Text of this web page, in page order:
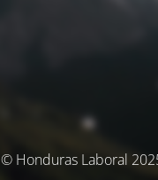
© Honduras Laboral